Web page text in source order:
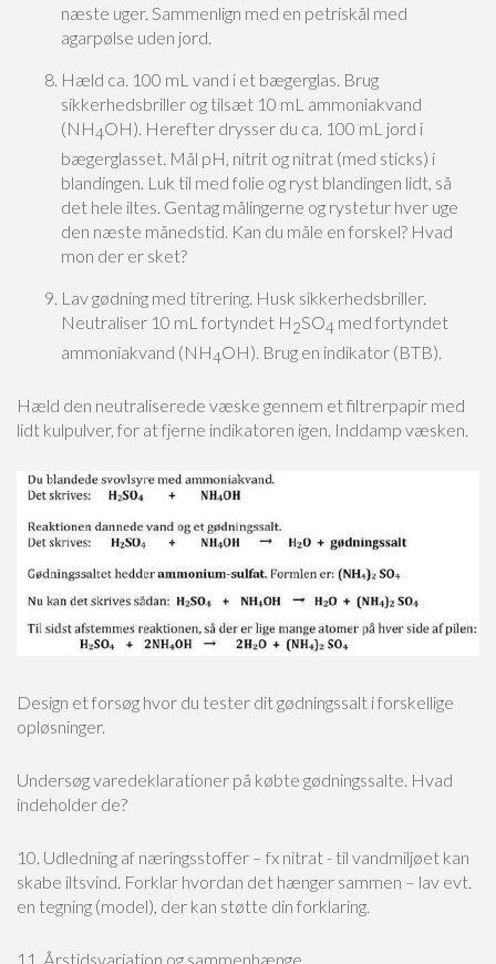
næste uger. Sammenlign med en petriskål med
agarpølse uden jord.
Hæld ca. 100 mL vand i et bægerglas. Brug
sikkerhedsbriller og tilsæt 10 mL ammoniakvand
(NH4OH). Herefter drysser du ca. 100 mL jord i
bægerglasset. Mål pH, nitrit og nitrat (med sticks) i
blandingen. Luk til med folie og ryst blandingen lidt, så
det hele iltes. Gentag målingerne og rystetur hver uge
den næste månedstid. Kan du måle en forskel? Hvad
mon der er sket?
Lav gødning med titrering. Husk sikkerhedsbriller.
Neutraliser 10 mL fortyndet H2SO4 med fortyndet
ammoniakvand (NH4OH). Brug en indikator (BTB).
Hæld den neutraliserede væske gennem et filtrerpapir med
lidt kulpulver, for at fjerne indikatoren igen. Inddamp væsken.
Design et forsøg hvor du tester dit gødningssalt i forskellige
opløsninger.
Undersøg varedeklarationer på købte gødningssalte. Hvad
indeholder de?
10. Udledning af næringsstoffer – fx nitrat - til vandmiljøet kan
skabe iltsvind. Forklar hvordan det hænger sammen – lav evt.
en tegning (model), der kan støtte din forklaring.
11. Årstidsvariation og sammenhænge.